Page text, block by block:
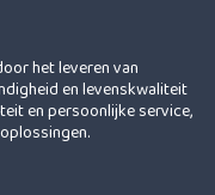
het leveren van
en levenskwaliteit
en persoonlijke service,